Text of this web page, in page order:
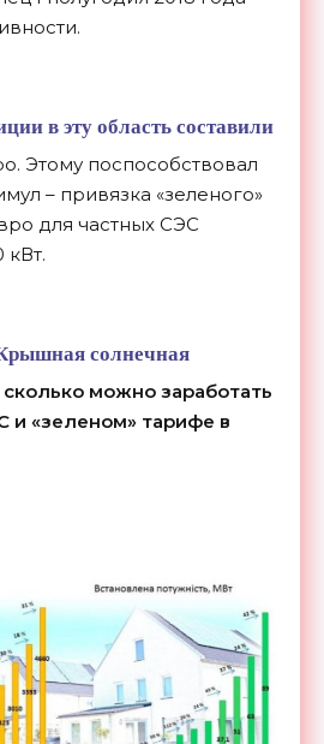
в эту область составили
Этому поспособствовал
– привязка «зеленого»
для частных СЭС
солнечная
можно заработать
и «зеленом» тарифе в